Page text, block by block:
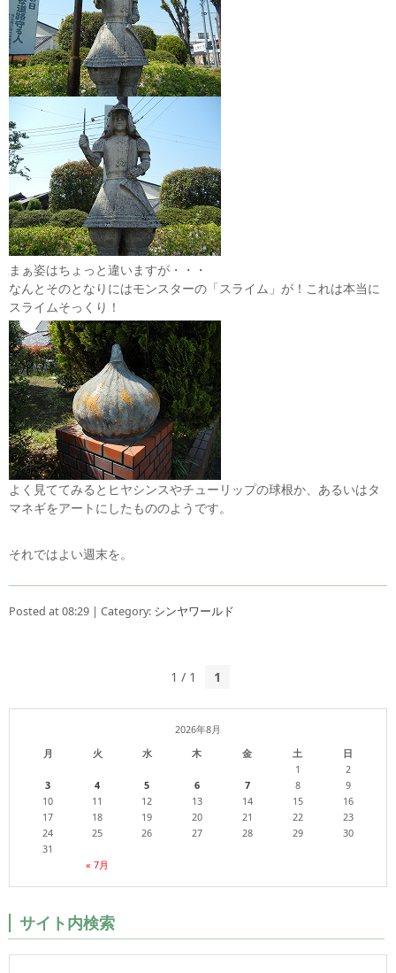
まぁ姿はちょっと違いますが・・・
なんとそのとなりにはモンスターの「スライム」が！これは本当に
スライムそっくり！
よく見ててみるとヒヤシンスやチューリップの球根か、あるいはタ
マネギをアートにしたもののようです。
それではよい週末を。
Posted at 08:29 | Category: シンヤワールド
1 / 1 1
2026年8月
月
火 水 木 金 土 日
« 7月
1
2
3
4 5 6 7 8
9
10
11 12 13 14 15
16
17
18 19 20 21 22
23
24
25 26 27 28 29
30
31
サイト内検索